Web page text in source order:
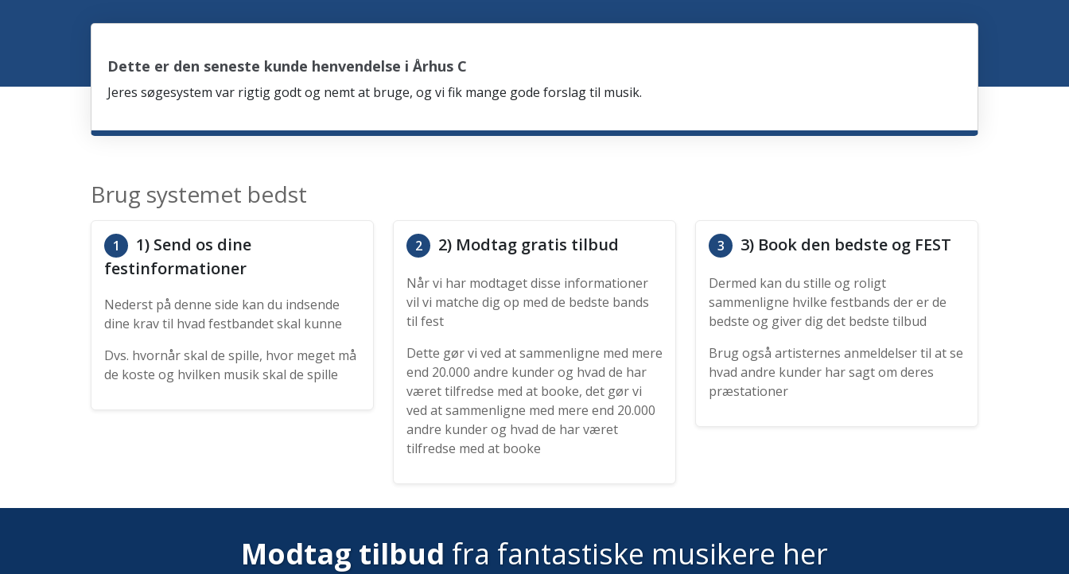
Dette er den seneste kunde henvendelse i Århus C
Jeres søgesystem var rigtig godt og nemt at bruge, og vi fik mange gode forslag til musik.
Brug systemet bedst
1
1) Send os dine
festinformationer
Nederst på denne side kan du indsende
dine krav til hvad festbandet skal kunne
Dvs. hvornår skal de spille, hvor meget må
de koste og hvilken musik skal de spille
2 2) Modtag gratis tilbud
Når vi har modtaget disse informationer
vil vi matche dig op med de bedste bands
til fest
Dette gør vi ved at sammenligne med mere
end 20.000 andre kunder og hvad de har
været tilfredse med at booke, det gør vi
ved at sammenligne med mere end 20.000
andre kunder og hvad de har været
tilfredse med at booke
3 3) Book den bedste og FEST
Dermed kan du stille og roligt
sammenligne hvilke festbands der er de
bedste og giver dig det bedste tilbud
Brug også artisternes anmeldelser til at se
hvad andre kunder har sagt om deres
præstationer
Modtag tilbud fra fantastiske musikere her